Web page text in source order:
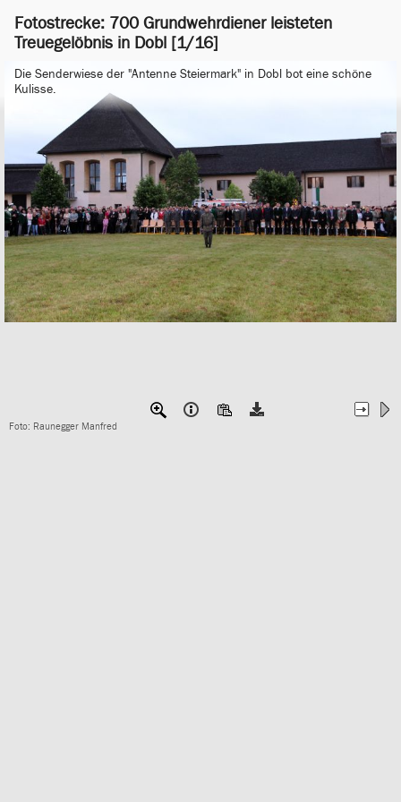
Fotostrecke: 700 Grundwehrdiener leisteten
Treuegelöbnis in Dobl [1/16]
Die Senderwiese der "Antenne Steiermark" in Dobl bot eine schöne
Kulisse.
Foto: Raunegger Manfred